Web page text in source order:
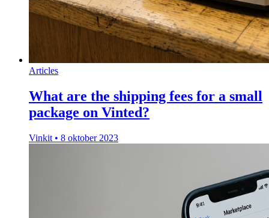
Articles
What are the shipping fees for a small
package on Vinted?
Vinkit • 8 oktober 2023